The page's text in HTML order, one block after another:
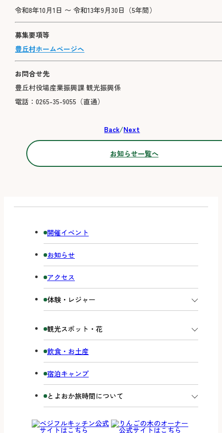
令和8年10月1日 〜 令和13年9月30日（5年間）
募集要項等
豊丘村ホームページヘ
お問合せ先
豊丘村役場産業振興課 観光振興係
電話：0265-35-9055（直通）
Back/Next
お知らせ一覧へ
開催イベント
お知らせ
アクセス
体験・レジャー
観光スポット・花
飲食・お土産
宿泊キャンプ
とよおか旅時間について